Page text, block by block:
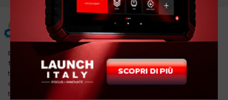
mauro luna
Inviato30 Novembre 2018
buonasera,ho in officina questa land cruise che a motore freddo
funziona egregiamente,a volte non appena inizia ad andare in
temperatura tra 80 90grad la macchina inizia a girare irregolare
come se fosse a 3 ,o 3 e mezzo......in diagnosi nessun errore,,,ho
tolto e pulito connessioni iniettori..purtroppo non conosco questo